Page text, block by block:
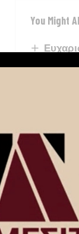
You Might
σκηνή
Διώρυγας!
Παναγία